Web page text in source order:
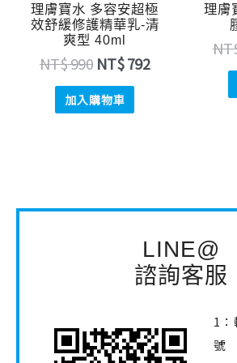
理膚寶水 多容安超極
效舒緩修護精華乳-清
爽型 40ml
NT$990 NT$792
加入購物車
理膚
LINE@
諮詢客服
1
號